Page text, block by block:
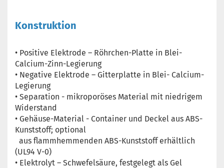
Konstruktion
• Positive Elektrode – Röhrchen-Platte in Blei-
Calcium-Zinn-Legierung
• Negative Elektrode – Gitterplatte in Blei- Calcium-
Legierung
• Separation - mikroporöses Material mit niedrigem
Widerstand
• Gehäuse-Material - Container und Deckel aus ABS-
Kunststoff; optional
aus flammhemmenden ABS-Kunststoff erhältlich
(UL94 V-0)
• Elektrolyt – Schwefelsäure, festgelegt als Gel